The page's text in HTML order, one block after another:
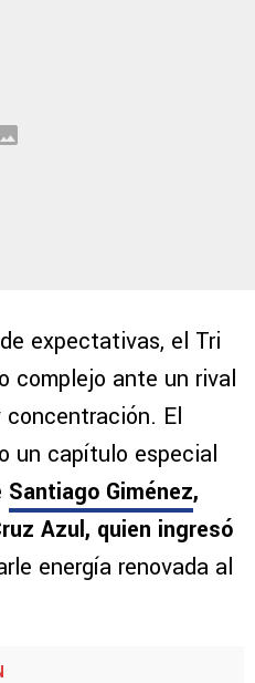
expectativas, el Tri
complejo ante un rival
El
un capítulo especial
Santiago Giménez,
Azul, quien ingresó
energía renovada al